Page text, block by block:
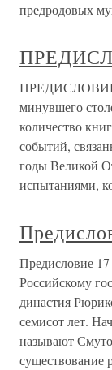
предродовых
ПРЕДИСЛОВИЕ
минувшего
количество
событий,
годы Великой
испытаниями,
Предисловие
Российскому
династия
семисот лет.
называют
существование